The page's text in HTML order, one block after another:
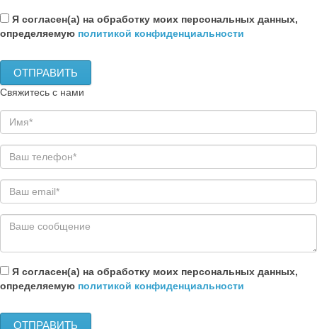
Я согласен(а) на обработку моих персональных данных,
определяемую политикой конфиденциальности
Свяжитесь с нами
Я согласен(а) на обработку моих персональных данных,
определяемую политикой конфиденциальности